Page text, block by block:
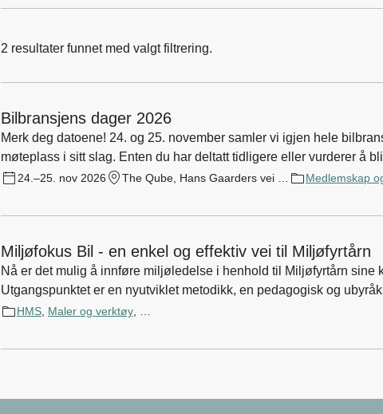
2 resultater funnet med valgt filtrering.
Bilbransjens dager 2026
Merk deg datoene! 24. og 25. november samler vi igjen hele bilbransjen til Bilbransjens dager - Nord-Europas største
møteplass i sitt slag. Enten du har deltatt tidligere eller vurderer å bli med for første gang: Bilbransjens dager 2026 blir
stedet du må være.
24.–25. nov 2026 Medlemskap
Miljøfokus Bil - en enkel og effektiv vei til Miljøfyrtårn
Nå er det mulig å innføre miljøledelse i henhold til Miljøfyrtårn sine
Utgangspunktet er en nyutviklet metodikk, en pedagogisk og
og kostnadseffektivt enn en vanlig fremgangsmåte.
HMS Maler og verktøy